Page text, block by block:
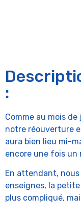
:
Comme au mois
notre réouverture
aura bien lieu mi-
encore une fois un
En attendant,
enseignes, la
plus compliqué,